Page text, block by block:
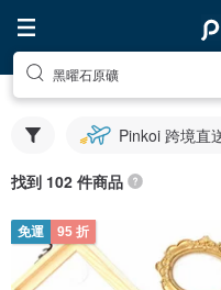
黑曜石原礦
Pinkoi 跨境直
找到 102 件商品
免運 95 折